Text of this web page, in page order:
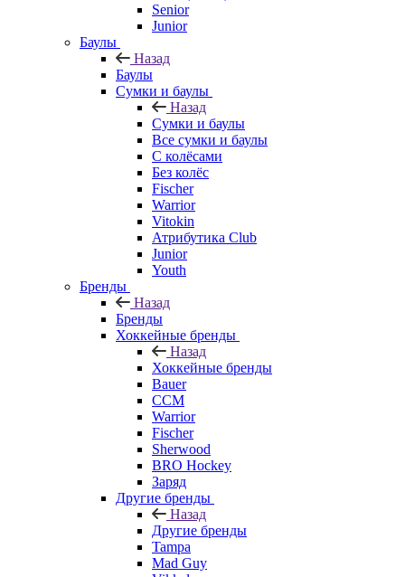
Senior
Junior
Баулы
Назад
Баулы
Сумки и баулы
Назад
Сумки и баулы
Все сумки и баулы
С колёсами
Без колёс
Fischer
Warrior
Vitokin
Атрибутика Club
Junior
Youth
Бренды
Назад
Бренды
Хоккейные бренды
Назад
Хоккейные бренды
Bauer
CCM
Warrior
Fischer
Sherwood
BRO Hockey
Заряд
Другие бренды
Назад
Другие бренды
Tampa
Mad Guy